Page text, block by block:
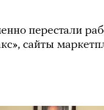
перестали
сайты